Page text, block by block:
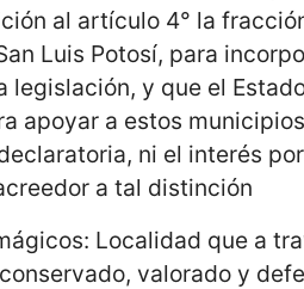
al artículo 4° la
Luis Potosí, para
y que el
apoyar a estos
ni el interés
a tal distinción
Localidad que a
valorado y